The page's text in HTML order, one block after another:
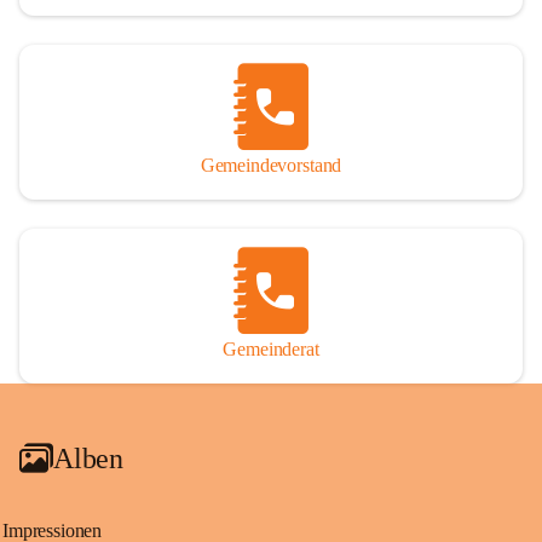
Gemeindevorstand
Gemeinderat
Alben
Impressionen